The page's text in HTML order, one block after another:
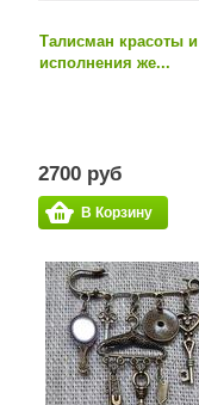
Талисман красоты и
исполнения же...
2700 руб
В Корзину